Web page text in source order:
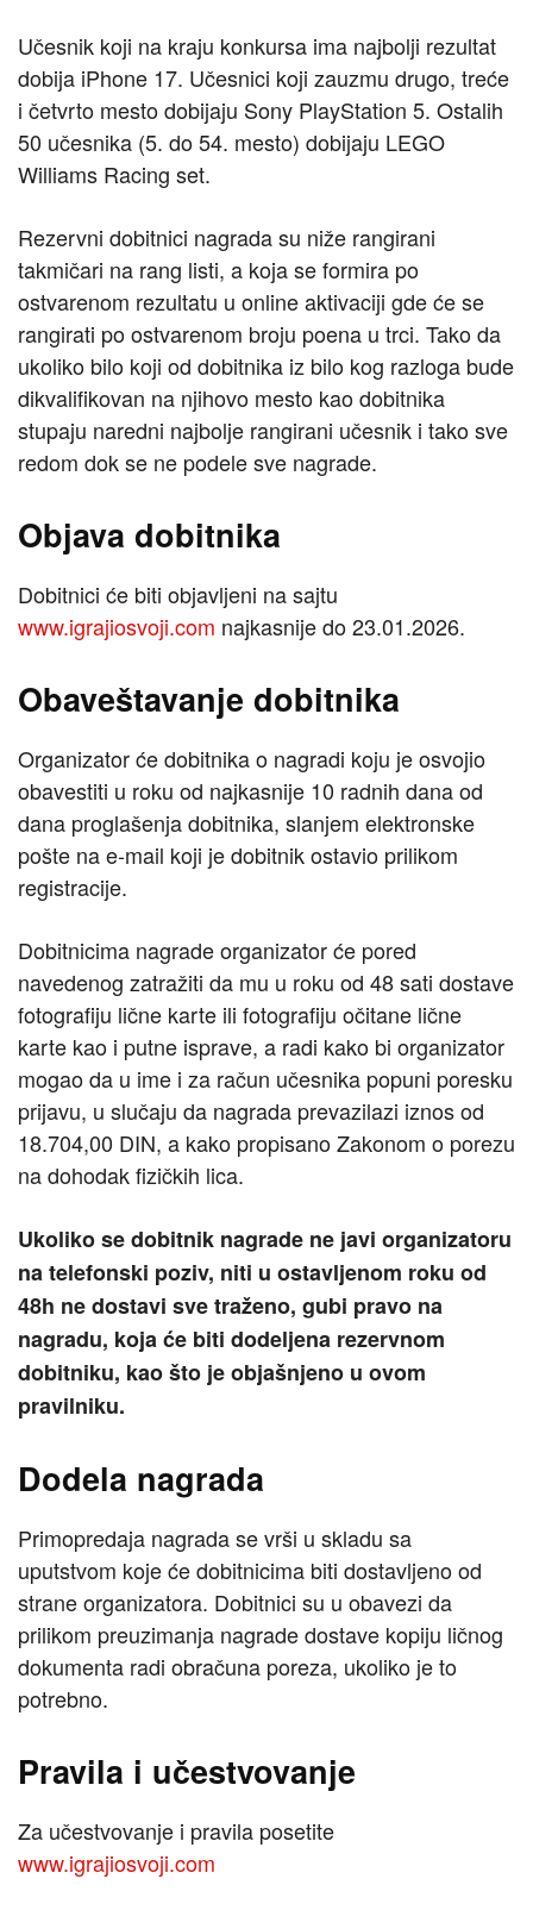
Učesnik koji na kraju konkursa ima najbolji rezultat
dobija iPhone 17. Učesnici koji zauzmu drugo, treće
i četvrto mesto dobijaju Sony PlayStation 5. Ostalih
50 učesnika (5. do 54. mesto) dobijaju LEGO
Williams Racing set.
Rezervni dobitnici nagrada su niže rangirani
takmičari na rang listi, a koja se formira po
ostvarenom rezultatu u online aktivaciji gde će se
rangirati po ostvarenom broju poena u trci. Tako da
ukoliko bilo koji od dobitnika iz bilo kog razloga bude
dikvalifikovan na njihovo mesto kao dobitnika
stupaju naredni najbolje rangirani učesnik i tako sve
redom dok se ne podele sve nagrade.
Objava dobitnika
Dobitnici će biti objavljeni na sajtu
www.igrajiosvoji.com najkasnije do 23.01.2026.
Obaveštavanje dobitnika
Organizator će dobitnika o nagradi koju je osvojio
obavestiti u roku od najkasnije 10 radnih dana od
dana proglašenja dobitnika, slanjem elektronske
pošte na e-mail koji je dobitnik ostavio prilikom
registracije.
Dobitnicima nagrade organizator će pored
navedenog zatražiti da mu u roku od 48 sati dostave
fotografiju lične karte ili fotografiju očitane lične
karte kao i putne isprave, a radi kako bi organizator
mogao da u ime i za račun učesnika popuni poresku
prijavu, u slučaju da nagrada prevazilazi iznos od
18.704,00 DIN, a kako propisano Zakonom o porezu
na dohodak fizičkih lica.
Ukoliko se dobitnik nagrade ne javi organizatoru
na telefonski poziv, niti u ostavljenom roku od
48h ne dostavi sve traženo, gubi pravo na
nagradu, koja će biti dodeljena rezervnom
dobitniku, kao što je objašnjeno u ovom
pravilniku.
Dodela nagrada
Primopredaja nagrada se vrši u skladu sa
uputstvom koje će dobitnicima biti dostavljeno od
strane organizatora. Dobitnici su u obavezi da
prilikom preuzimanja nagrade dostave kopiju ličnog
dokumenta radi obračuna poreza, ukoliko je to
potrebno.
Pravila i učestvovanje
Za učestvovanje i pravila posetite
www.igrajiosvoji.com